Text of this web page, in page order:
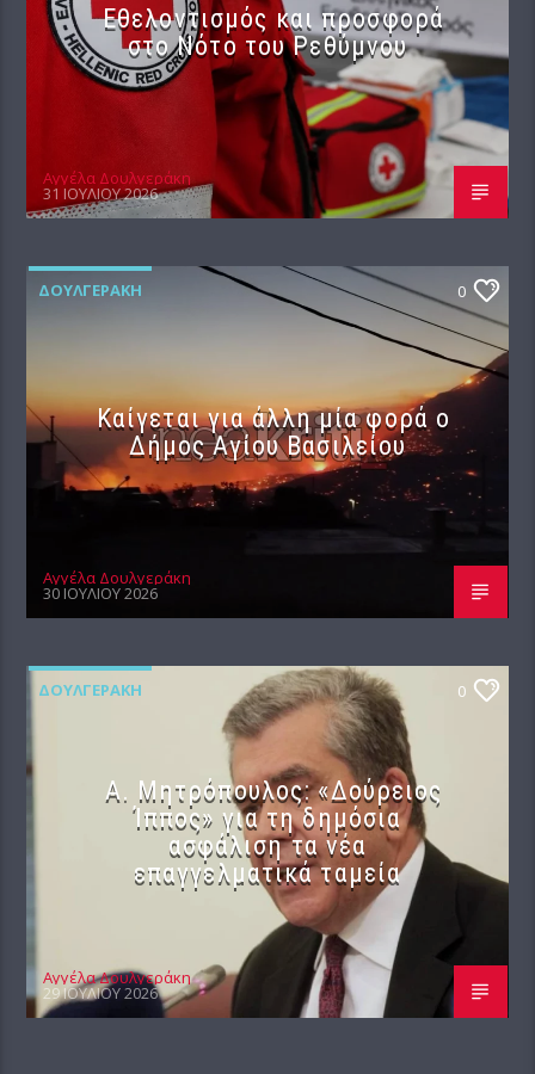
Εθελοντισμός και προσφορά
στο Νότο του Ρεθύμνου
Αγγέλα Δουλγεράκη
31 ΙΟΥΛΊΟΥ 2026
ΔΟΥΛΓΕΡΆΚΗ 0
Καίγεται για άλλη μία φορά ο
Δήμος Αγίου Βασιλείου
Αγγέλα Δουλγεράκη
30 ΙΟΥΛΊΟΥ 2026
ΔΟΥΛΓΕΡΆΚΗ 0
Α. Μητρόπουλος: «Δούρειος
Ίππος» για τη δημόσια
ασφάλιση τα νέα
επαγγελματικά ταμεία
Αγγέλα Δουλγεράκη
29 ΙΟΥΛΊΟΥ 2026